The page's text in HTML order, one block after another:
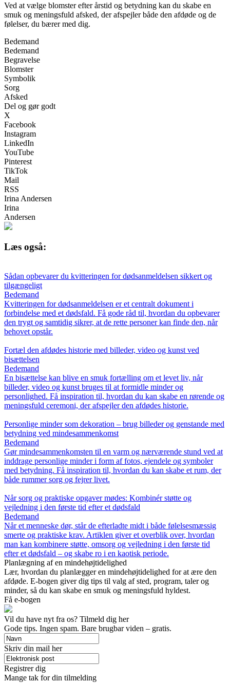
Ved at vælge blomster efter årstid og betydning kan du skabe en
smuk og meningsfuld afsked, der afspejler både den afdøde og de
følelser, du bærer med dig.
Bedemand
Bedemand
Begravelse
Blomster
Symbolik
Sorg
Afsked
Del og gør godt
X
Facebook
Instagram
LinkedIn
YouTube
Pinterest
TikTok
Mail
RSS
Irina Andersen
Irina
Andersen
Læs også:
Sådan opbevarer du kvitteringen for dødsanmeldelsen sikkert og
tilgængeligt
Bedemand
Kvitteringen for dødsanmeldelsen er et centralt dokument i
forbindelse med et dødsfald. Få gode råd til, hvordan du opbevarer
den trygt og samtidig sikrer, at de rette personer kan finde den, når
behovet opstår.
Fortæl den afdødes historie med billeder, video og kunst ved
bisættelsen
Bedemand
En bisættelse kan blive en smuk fortælling om et levet liv, når
billeder, video og kunst bruges til at formidle minder og
personlighed. Få inspiration til, hvordan du kan skabe en rørende og
meningsfuld ceremoni, der afspejler den afdødes historie.
Personlige minder som dekoration – brug billeder og genstande med
betydning ved mindesammenkomst
Bedemand
Gør mindesammenkomsten til en varm og nærværende stund ved at
inddrage personlige minder i form af fotos, ejendele og symboler
med betydning. Få inspiration til, hvordan du kan skabe et rum, der
både rummer sorg og fejrer livet.
Når sorg og praktiske opgaver mødes: Kombinér støtte og
vejledning i den første tid efter et dødsfald
Bedemand
Når et menneske dør, står de efterladte midt i både følelsesmæssig
smerte og praktiske krav. Artiklen giver et overblik over, hvordan
man kan kombinere støtte, omsorg og vejledning i den første tid
efter et dødsfald – og skabe ro i en kaotisk periode.
Planlægning af en mindehøjtidelighed
Lær, hvordan du planlægger en mindehøjtidelighed for at ære den
afdøde. E-bogen giver dig tips til valg af sted, program, taler og
minder, så du kan skabe en smuk og meningsfuld hyldest.
Få e-bogen
Vil du have nyt fra os? Tilmeld dig her
Gode tips. Ingen spam. Bare brugbar viden – gratis.
Skriv din mail her
Registrer dig
Mange tak for din tilmelding